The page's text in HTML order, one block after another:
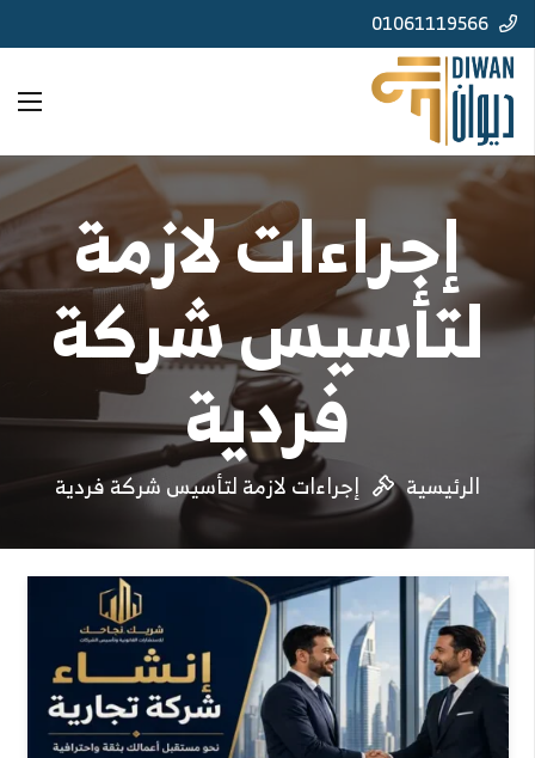
01061119566
إجراءات لازمة
لتأسيس شركة
فردية
الرئيسية إجراءات لازمة لتأسيس شركة فردية